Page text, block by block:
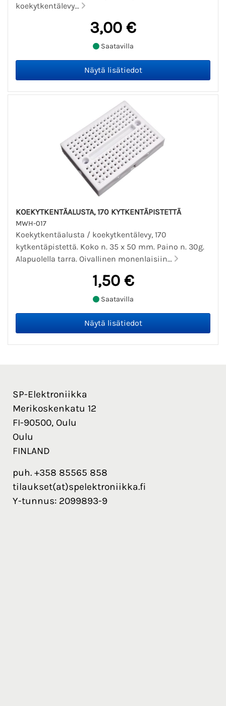
koekytkentälevy...
3,00 €
Saatavilla
KOEKYTKENTÄALUSTA, 170 KYTKENTÄPISTETTÄ
MWH-017
Koekytkentäalusta / koekytkentälevy, 170
kytkentäpistettä. Koko n. 35 x 50 mm. Paino n. 30g.
Alapuolella tarra. Oivallinen monenlaisiin...
1,50 €
Saatavilla
SP-Elektroniikka
Merikoskenkatu 12
FI-90500, Oulu
Oulu
FINLAND
puh. +358 85565 858
tilaukset(at)spelektroniikka.fi
Y-tunnus: 2099893-9